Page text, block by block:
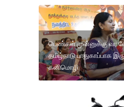
பெண்கள் முன்னுக்கு வர
தமிழ்நாடு பாதுகாப்பாக
கனிமொழி